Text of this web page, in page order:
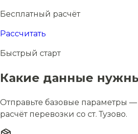
Бесплатный расчёт
Рассчитать
Быстрый старт
Какие данные
Отправьте базовые параметры
расчёт перевозки со ст. Тузово.